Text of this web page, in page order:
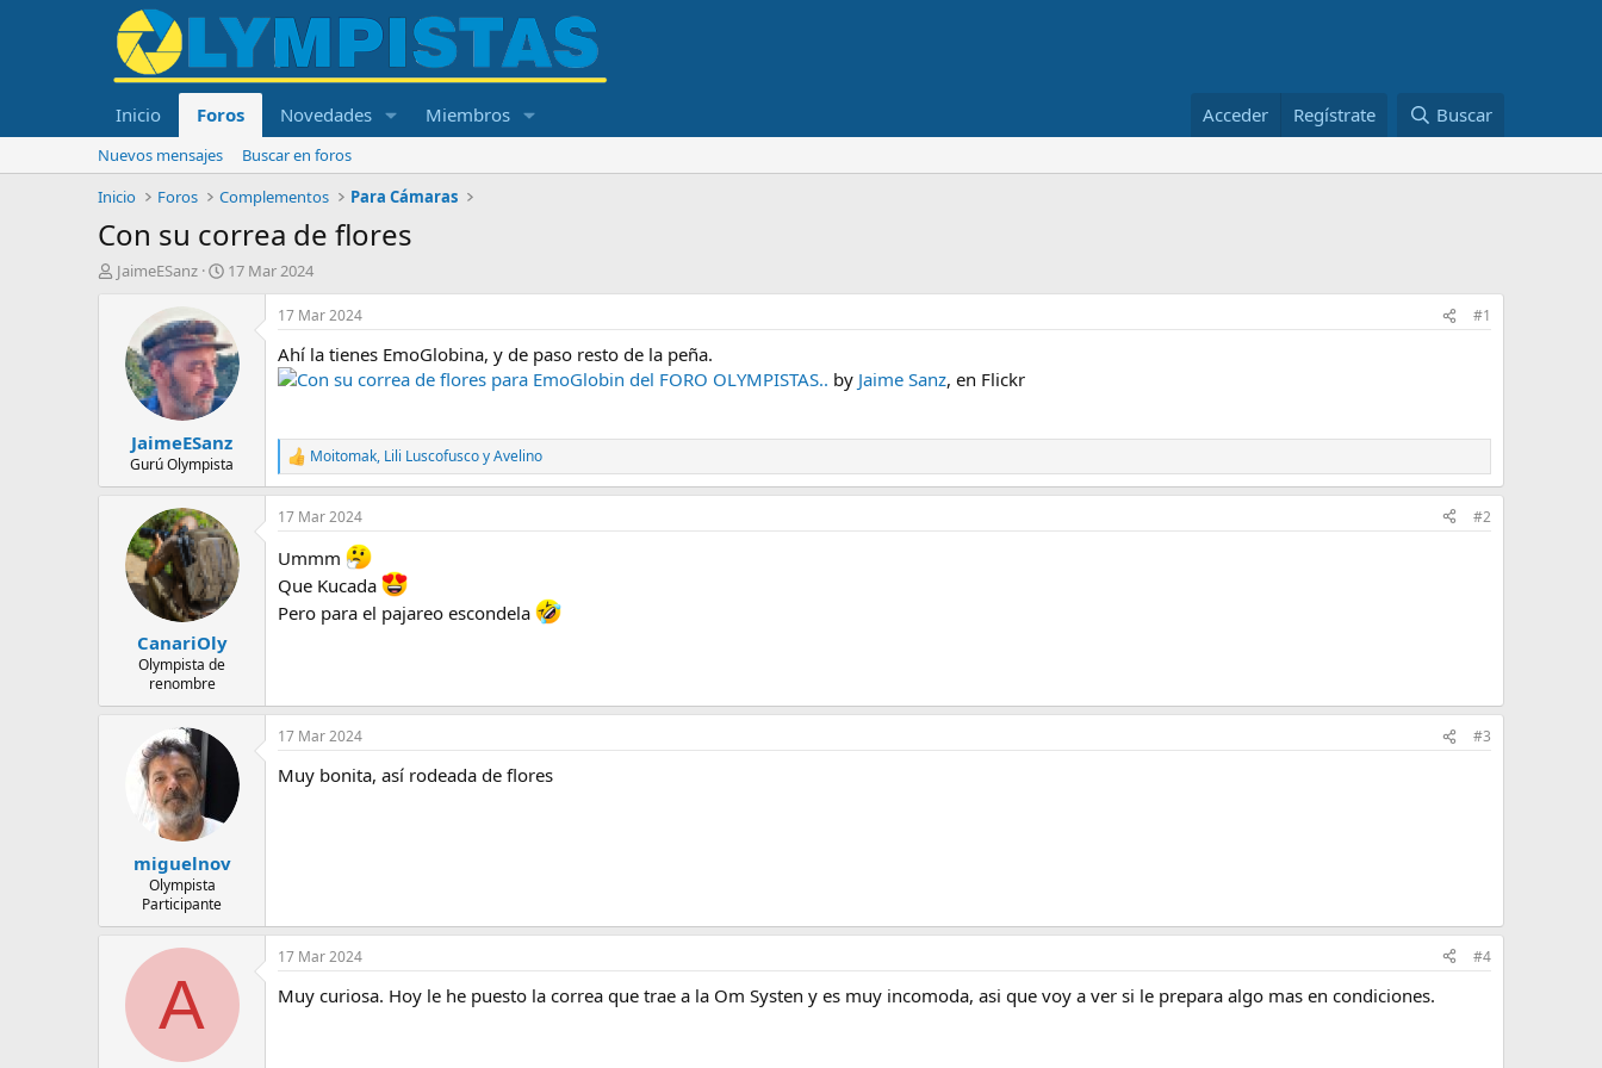
Inicio Foros Novedades Miembros Acceder Regístrate Buscar
Nuevos mensajes
Buscar en foros
Inicio
Foros Complementos Para Cámaras
Con su correa de flores
I
e
m
JaimeESanz
F
h
a
d
e
n
i
c
o
17 Mar 2024
JaimeESanz
Gurú Olympista
17 Mar 2024 #1
Ahí la tienes EmoGlobina, y de paso resto de la peña.
Con su correa de flores para EmoGlobin del FORO OLYMPISTAS.. by Jaime Sanz, en Flickr
R
e
a
c
i
o
n
e
Moitomak, Lili LuscofuscoyAvelino
CanariOly
Olympista de
renombre
17 Mar 2024 #2
Ummm
Que Kucada
Pero para el pajareo escondela
miguelnov
Olympista
Participante
17 Mar 2024 #3
Muy bonita, así rodeada de flores
A
17 Mar 2024 #4
Muy curiosa. Hoy le he puesto la correa que trae a la Om Systen y es muy incomoda, asi que voy a ver si le prepara algo mas en condiciones.